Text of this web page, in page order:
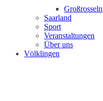
Großrosseln
Saarland
Sport
Veranstaltungen
Über uns
Völklingen